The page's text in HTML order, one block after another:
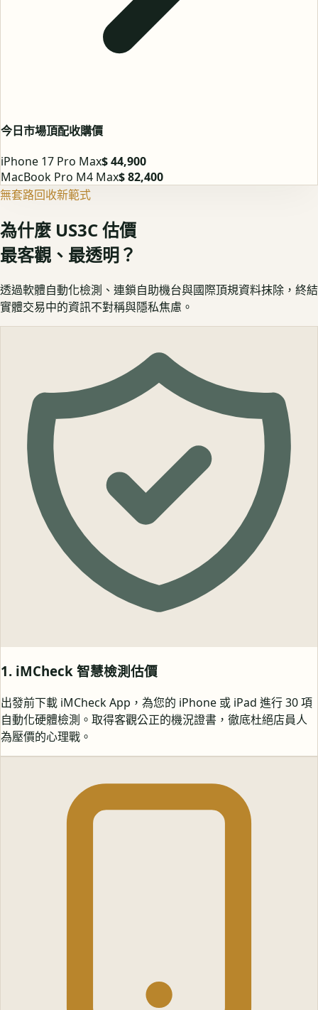
今日市場頂配收購價
iPhone 17 Pro Max$ 44,900
MacBook Pro M4 Max$ 82,400
無套路回收新範式
為什麼 US3C 估價
最客觀、最透明？
透過軟體自動化檢測、連鎖自助機台與國際頂規資料抹除，終結
實體交易中的資訊不對稱與隱私焦慮。
1. iMCheck 智慧檢測估價
出發前下載 iMCheck App，為您的 iPhone 或 iPad 進行 30 項
自動化硬體檢測。取得客觀公正的機況證書，徹底杜絕店員人
為壓價的心理戰。